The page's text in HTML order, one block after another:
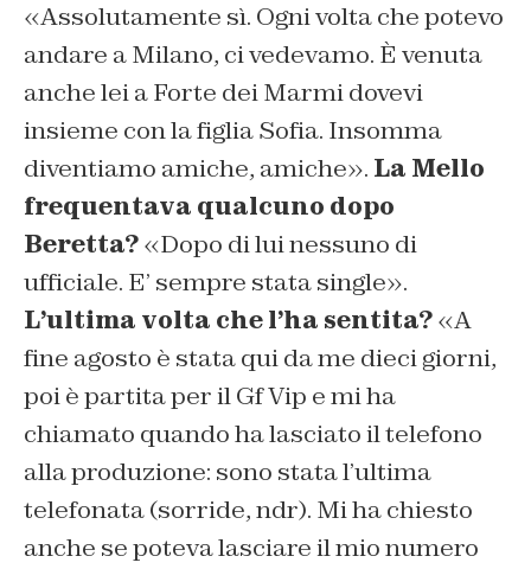
«Assolutamente sì. Ogni volta che potevo
andare a Milano, ci vedevamo. È venuta
anche lei a Forte dei Marmi dovevi
insieme con la figlia Sofia. Insomma
diventiamo amiche, amiche». La Mello
frequentava qualcuno dopo
Beretta?«Dopo di lui nessuno di
ufficiale. E’ sempre stata single».
L’ultima volta che l’ha sentita?«A
fine agosto è stata qui da me dieci giorni,
poi è partita per il Gf Vip e mi ha
chiamato quando ha lasciato il telefono
alla produzione: sono stata l’ultima
telefonata (sorride, ndr). Mi ha chiesto
anche se poteva lasciare il mio numero